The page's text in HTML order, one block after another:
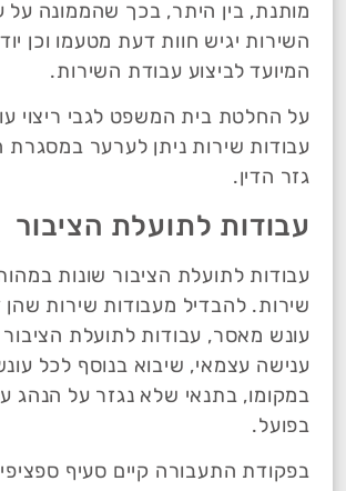
מותנת, בין היתר, בכך שהממונה על
השירות יגיש חוות דעת מטעמו וכן
המיועד לביצוע עבודת השירות.
על החלטת בית המשפט לגבי ריצוי
עבודות שירות ניתן לערער במסגרת
גזר הדין.
עבודות לתועלת הציבור
עבודות לתועלת הציבור שונות
שירות. להבדיל מעבודות שירות
עונש מאסר, עבודות לתועלת הציבור
ענישה עצמאי, שיבוא בנוסף לכל
במקומו, בתנאי שלא נגזר על הנהג
בפועל.
בפקודת התעבורה קיים סעיף